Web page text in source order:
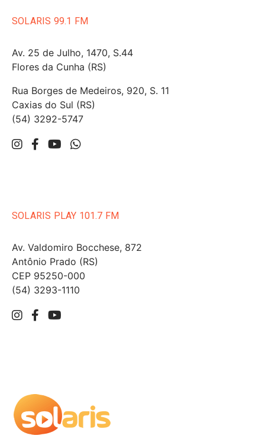
SOLARIS 99.1 FM
Av. 25 de Julho, 1470, S.44
Flores da Cunha (RS)
Rua Borges de Medeiros, 920, S. 11
Caxias do Sul (RS)
(54) 3292-5747
SOLARIS PLAY 101.7 FM
Av. Valdomiro Bocchese, 872
Antônio Prado (RS)
CEP 95250-000
(54) 3293-1110